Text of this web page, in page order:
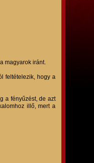
magyarok iránt.
feltételezik, hogy a
a fényűzést, de azt
illő, mert a